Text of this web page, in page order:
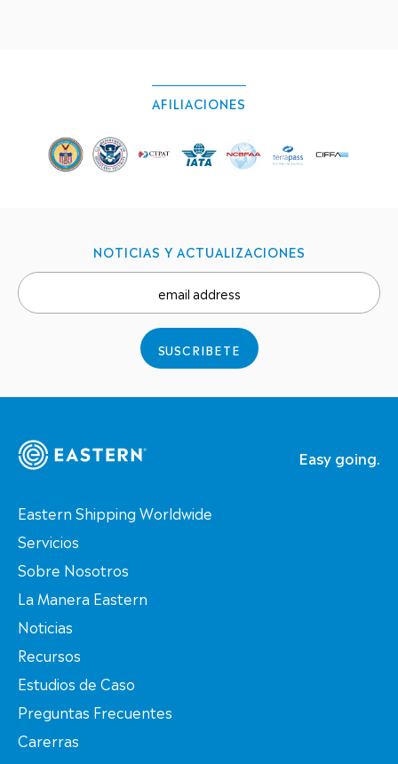
AFILIACIONES
NOTICIAS Y ACTUALIZACIONES
email address
SUSCRIBETE
Easy going.
Eastern Shipping Worldwide
Servicios
Sobre Nosotros
La Manera Eastern
Noticias
Recursos
Estudios de Caso
Preguntas Frecuentes
Carerras